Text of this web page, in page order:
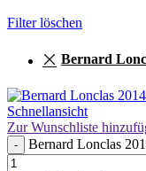
Filter löschen
Bernard
Schnellansicht
Zur Wunschliste
- Bernard Lonclas